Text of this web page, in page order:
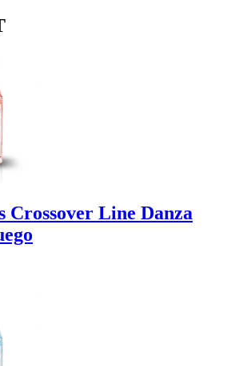
Crossover Line Danza